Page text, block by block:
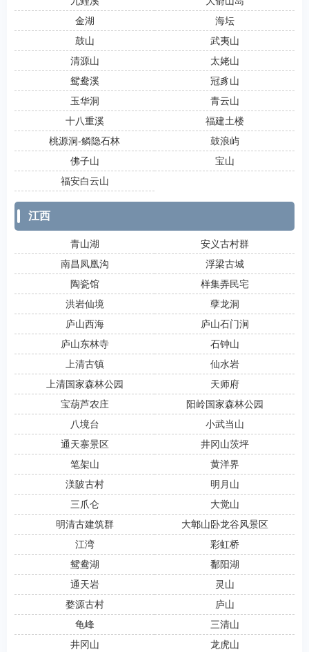
金湖
海坛
鼓山
武夷山
清源山
太姥山
鸳鸯溪
冠豸山
玉华洞
青云山
十八重溪
福建土楼
桃源洞-鳞隐石林
鼓浪屿
佛子山
宝山
福安白云山
江西
青山湖
安义古村群
南昌凤凰沟
浮梁古城
陶瓷馆
样集弄民宅
洪岩仙境
孽龙洞
庐山西海
庐山石门涧
庐山东林寺
石钟山
上清古镇
仙水岩
上清国家森林公园
天师府
宝葫芦农庄
阳岭国家森林公园
八境台
小武当山
通天寨景区
井冈山茨坪
笔架山
黄洋界
渼陂古村
明月山
三爪仑
大觉山
明清古建筑群
大鄣山卧龙谷风景区
江湾
彩虹桥
鸳鸯湖
鄱阳湖
通天岩
灵山
婺源古村
庐山
龟峰
三清山
井冈山
龙虎山